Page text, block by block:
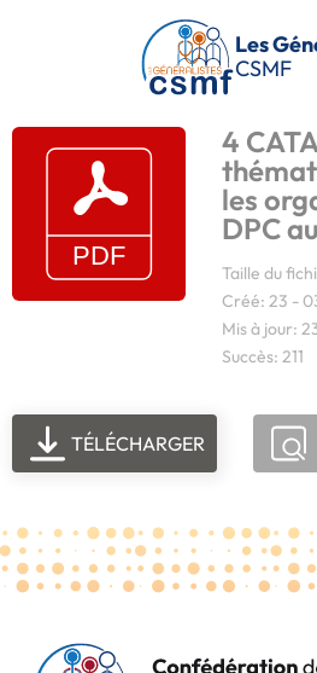
Passer au contenu principal
Les
CSMF
4
les
DPC
Taille du
Créé: 23 -
Mis à jour:
Succès: 211
TÉLÉCHARGER